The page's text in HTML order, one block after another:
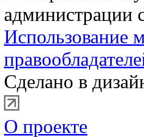
администрации
Использование
Сделано в
О проекте